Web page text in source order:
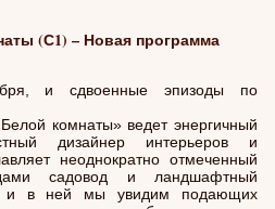
(С1) – Новая программа
и сдвоенные эпизоды по
комнаты» ведет энергичный
дизайнер интерьеров и
неоднократно отмеченный
садовод и ландшафтный
и в ней мы увидим подающих